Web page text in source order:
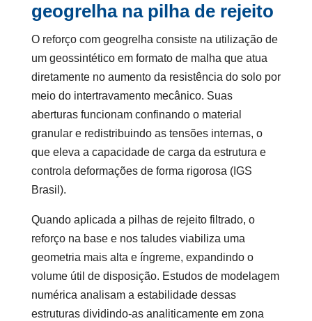
geogrelha na pilha de rejeito
O reforço com geogrelha consiste na utilização de
um geossintético em formato de malha que atua
diretamente no aumento da resistência do solo por
meio do intertravamento mecânico. Suas
aberturas funcionam confinando o material
granular e redistribuindo as tensões internas, o
que eleva a capacidade de carga da estrutura e
controla deformações de forma rigorosa (IGS
Brasil).
Quando aplicada a pilhas de rejeito filtrado, o
reforço na base e nos taludes viabiliza uma
geometria mais alta e íngreme, expandindo o
volume útil de disposição. Estudos de modelagem
numérica analisam a estabilidade dessas
estruturas dividindo-as analiticamente em zona